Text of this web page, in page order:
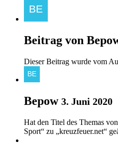
Beitrag von
Dieser Beitrag wurde vom
Bepow 3. Juni 2020
Hat den Titel des Themas
Sport“ zu „kreuzfeuer.net“